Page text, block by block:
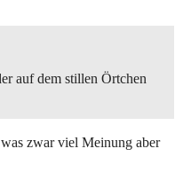
auf dem stillen Örtchen
zwar viel Meinung aber